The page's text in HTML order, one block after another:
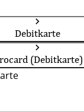
Debitkarte
(Debitkarte)